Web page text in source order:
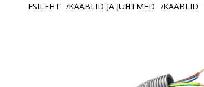
ESILEHT /KAABLID JA JUHTMED /KAABLID